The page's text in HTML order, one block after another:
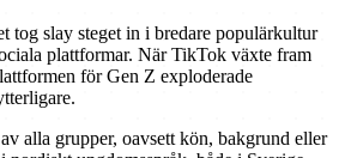
tog slay steget in i bredare populärkultur
plattformar. När TikTok växte fram
för Gen Z exploderade
alla grupper, oavsett kön, bakgrund eller